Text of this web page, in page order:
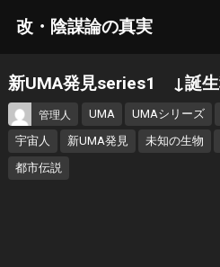
改・陰謀論の真実
新UMA発見series1 ↓誕生
管理人 UMA UMAシリーズ
宇宙人
新UMA発見 未知の生物
都市伝説